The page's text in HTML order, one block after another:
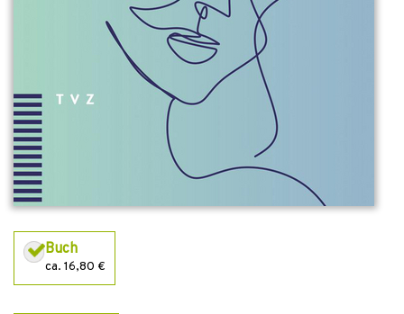
Buch
ca. 16,80 €